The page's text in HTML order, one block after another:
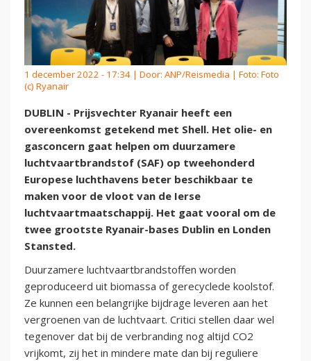
1 december 2022 - 17:34 | Door: ANP/Reismedia | Foto: Foto
(c) Ryanair
DUBLIN - Prijsvechter Ryanair heeft een
overeenkomst getekend met Shell. Het olie- en
gasconcern gaat helpen om duurzamere
luchtvaartbrandstof (SAF) op tweehonderd
Europese luchthavens beter beschikbaar te
maken voor de vloot van de Ierse
luchtvaartmaatschappij. Het gaat vooral om de
twee grootste Ryanair-bases Dublin en Londen
Stansted.
Duurzamere luchtvaartbrandstoffen worden
geproduceerd uit biomassa of gerecyclede koolstof.
Ze kunnen een belangrijke bijdrage leveren aan het
vergroenen van de luchtvaart. Critici stellen daar wel
tegenover dat bij de verbranding nog altijd CO2
vrijkomt, zij het in mindere mate dan bij reguliere